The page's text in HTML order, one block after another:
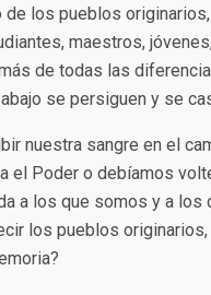
de los pueblos
maestros,
de todas las
se persiguen y se
nuestra sangre en el
el Poder o debíamos
a los que somos y a los
los pueblos originarios,